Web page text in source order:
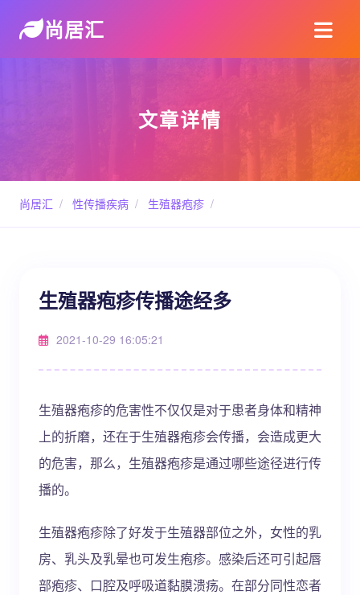
尚居汇
文章详情
尚居汇 / 性传播疾病 / 生殖器疱疹 /
生殖器疱疹传播途经多
2021-10-29 16:05:21
生殖器疱疹的危害性不仅仅是对于患者身体和精神
上的折磨，还在于生殖器疱疹会传播，会造成更大
的危害，那么，生殖器疱疹是通过哪些途径进行传
播的。
生殖器疱疹除了好发于生殖器部位之外，女性的乳
房、乳头及乳晕也可发生疱疹。感染后还可引起唇
部疱疹、口腔及呼吸道黏膜溃疡。在部分同性恋者